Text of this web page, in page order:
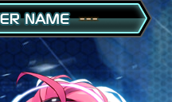
セレクト画面
クスバトル
好敵手
シスカード
---